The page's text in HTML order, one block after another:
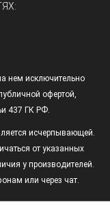
нем исключительно
офертой,
437 ГК РФ.
исчерпывающей.
от указанных
у производителей.
или через чат.